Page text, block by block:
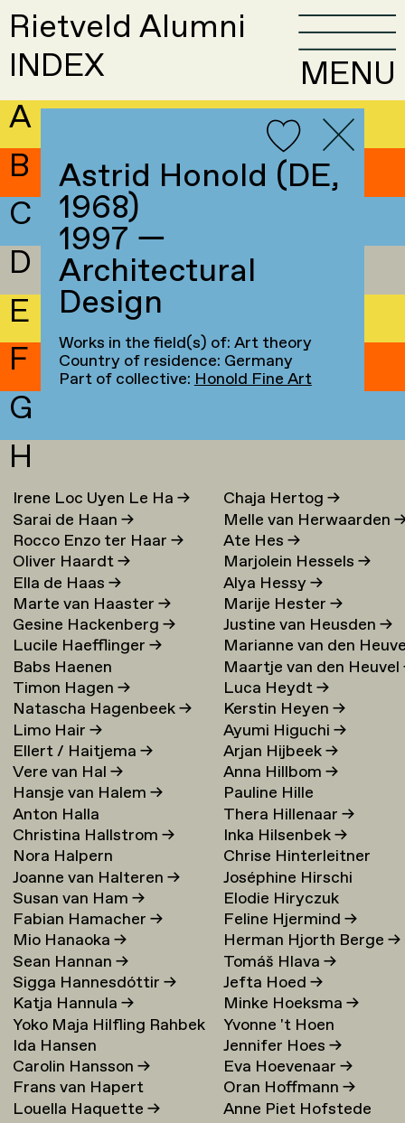
Rietveld Alumni
INDEX
MENU
A
B
C
D
E
F
G
H
Irene Loc Uyen Le Ha→
Sarai de Haan→
Rocco Enzo ter Haar→
Oliver Haardt→
Ella de Haas→
Marte van Haaster→
Gesine Hackenberg→
Lucile Haefflinger→
Babs Haenen
Timon Hagen→
Natascha Hagenbeek→
Limo Hair→
Ellert / Haitjema→
Vere van Hal→
Hansje van Halem→
Anton Halla
Christina Hallstrom→
Nora Halpern
Joanne van Halteren→
Susan van Ham→
Fabian Hamacher→
Mio Hanaoka→
Sean Hannan→
Sigga Hannesdóttir→
Katja Hannula→
Yoko Maja Hilfling Rahbek
Hansen→
Ida Hansen
Carolin Hansson→
Frans van Hapert
Louella Haquette→
Chaja Hertog→
Melle van Herwaarden
Ate Hes→
Marjolein Hessels→
Alya Hessy→
Marije Hester→
Justine van Heusden→
Marianne van den
→
Maartje van den Heuvel
Luca Heydt→
Kerstin Heyen→
Ayumi Higuchi→
Arjan Hijbeek→
Anna Hillbom→
Pauline Hille
Thera Hillenaar→
Inka Hilsenbek→
Chrise Hinterleitner
Joséphine Hirschi
Elodie Hiryczuk
Feline Hjermind→
Herman Hjorth Berge→
Tomáš Hlava→
Jefta Hoed→
Minke Hoeksma→
Yvonne 't Hoen
Jennifer Hoes→
Eva Hoevenaar→
Oran Hoffmann→
Anne Piet Hofstede
Astrid Honold (DE,
1968)
1997 —
Architectural
Design
Works in the field(s) of: Art theory
Country of residence: Germany
Part of collective:Honold Fine Art